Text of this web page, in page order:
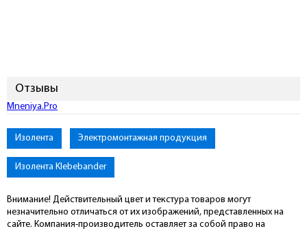
Отзывы
Mneniya.Pro
Изолента Электромонтажная продукция
Изолента Klebebander
Внимание! Действительный цвет и текстура товаров могут
незначительно отличаться от их изображений, представленных на
сайте. Компания-производитель оставляет за собой право на